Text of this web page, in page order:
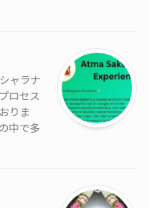
ャラナ
ロセス
りま
中で多